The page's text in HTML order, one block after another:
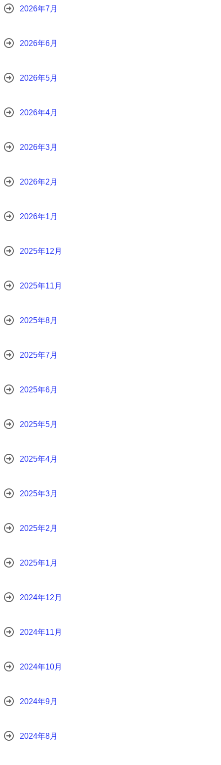
2026年7月
2026年6月
2026年5月
2026年4月
2026年3月
2026年2月
2026年1月
2025年12月
2025年11月
2025年8月
2025年7月
2025年6月
2025年5月
2025年4月
2025年3月
2025年2月
2025年1月
2024年12月
2024年11月
2024年10月
2024年9月
2024年8月